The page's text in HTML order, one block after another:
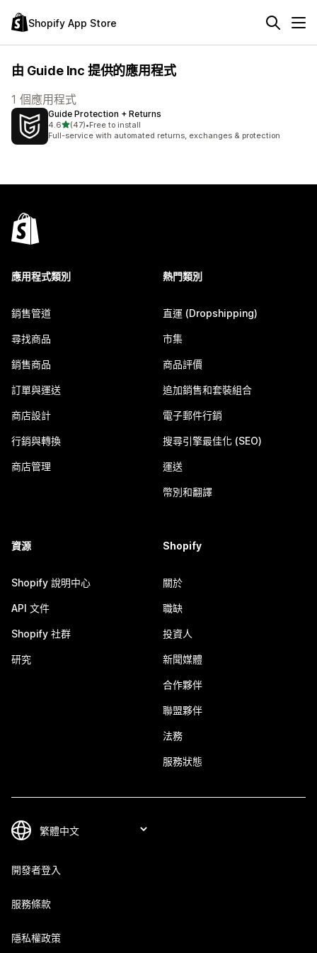
Shopify App Store
由 Guide Inc 提供的應用程式
1 個應用程式
Guide Protection + Returns
4.6滿分 5 顆星
(47)
共有 47 則評價
•Free to install
Full-service with automated returns, exchanges & protection
應用程式類別
銷售管道
尋找商品
銷售商品
訂單與運送
商店設計
行銷與轉換
商店管理
熱門類別
直運 (Dropshipping)
市集
商品評價
追加銷售和套裝組合
電子郵件行銷
搜尋引擎最佳化 (SEO)
運送
幣別和翻譯
資源
Shopify 說明中心
API 文件
Shopify 社群
研究
Shopify
關於
職缺
投資人
新聞媒體
合作夥伴
聯盟夥伴
法務
服務狀態
開發者登入
服務條款
隱私權政策